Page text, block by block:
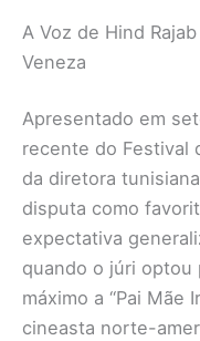
A Voz de Hind
Veneza
Apresentado em
recente do Festival
da diretora
disputa como
expectativa
quando o júri
máximo a “Pai Mãe
cineasta norte-